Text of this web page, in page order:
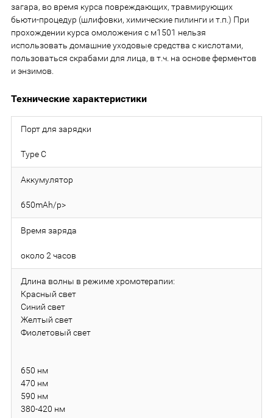
загара, во время курса повреждающих, травмирующих
бьюти-процедур (шлифовки, химические пилинги и т.п.) При
прохождении курса омоложения с м1501 нельзя
использовать домашние уходовые средства с кислотами,
пользоваться скрабами для лица, в т.ч. на основе ферментов
и энзимов.
Технические характеристики
Порт для зарядки
Type C
Аккумулятор
650mAh/p>
Время заряда
около 2 часов
Длина волны в режиме хромотерапии:
Красный свет
Синий свет
Желтый свет
Фиолетовый свет
650 нм
470 нм
590 нм
380-420 нм